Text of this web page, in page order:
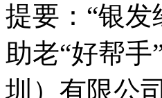
提要： “银
助老“好帮
圳）有限公